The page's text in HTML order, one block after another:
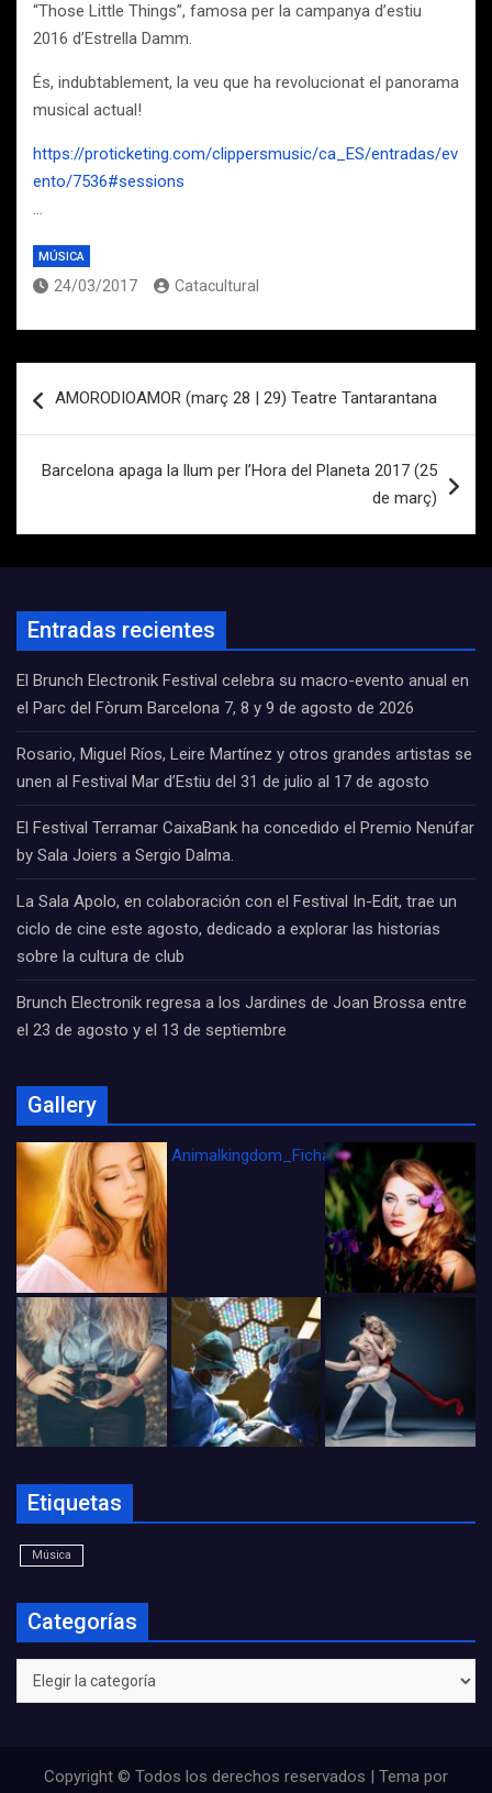
“Those Little Things”, famosa per la campanya d’estiu
2016 d’Estrella Damm.
És, indubtablement, la veu que ha revolucionat el panorama
musical actual!
https://proticketing.com/clippersmusic/ca_ES/entradas/ev
ento/7536#sessions
…
MÚSICA
24/03/2017 Catacultural
de
AMORODIOAMOR (març 28 | 29) Teatre Tantarantana
Barcelona apaga la llum per l’Hora del Planeta 2017 (25
de març)
Entradas recientes
El Brunch Electronik Festival celebra su macro-evento anual en
el Parc del Fòrum Barcelona 7, 8 y 9 de agosto de 2026
Rosario, Miguel Ríos, Leire Martínez y otros grandes artistas se
unen al Festival Mar d’Estiu del 31 de julio al 17 de agosto
El Festival Terramar CaixaBank ha concedido el Premio Nenúfar
by Sala Joiers a Sergio Dalma.
La Sala Apolo, en colaboración con el Festival In-Edit, trae un
ciclo de cine este agosto, dedicado a explorar las historias
sobre la cultura de club
Brunch Electronik regresa a los Jardines de Joan Brossa entre
el 23 de agosto y el 13 de septiembre
Gallery
Animalkingdom_FichaCine
Etiquetas
Música
Categorías
Categorías
Copyright © Todos los derechos reservados | Tema por